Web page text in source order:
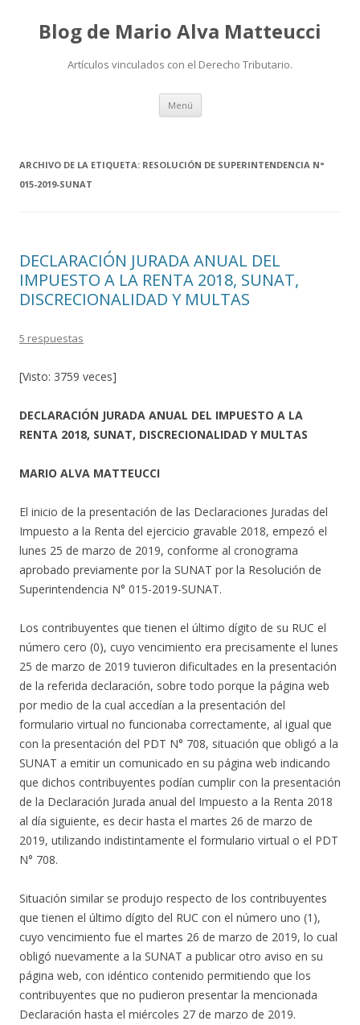
Blog de Mario Alva Matteucci
Artículos vinculados con el Derecho Tributario.
Menú Ir
contenido
ARCHIVO DE LA ETIQUETA: RESOLUCIÓN DE SUPERINTENDENCIA N°
015-2019-SUNAT
DECLARACIÓN JURADA ANUAL DEL
IMPUESTO A LA RENTA 2018, SUNAT,
DISCRECIONALIDAD Y MULTAS
5 respuestas
[Visto: 3759 veces]
DECLARACIÓN JURADA ANUAL DEL IMPUESTO A LA
RENTA 2018, SUNAT, DISCRECIONALIDAD Y MULTAS
MARIO ALVA MATTEUCCI
El inicio de la presentación de las Declaraciones Juradas del
Impuesto a la Renta del ejercicio gravable 2018, empezó el
lunes 25 de marzo de 2019, conforme al cronograma
aprobado previamente por la SUNAT por la Resolución de
Superintendencia N° 015-2019-SUNAT.
Los contribuyentes que tienen el último dígito de su RUC el
número cero (0), cuyo vencimiento era precisamente el lunes
25 de marzo de 2019 tuvieron dificultades en la presentación
de la referida declaración, sobre todo porque la página web
por medio de la cual accedían a la presentación del
formulario virtual no funcionaba correctamente, al igual que
con la presentación del PDT N° 708, situación que obligó a la
SUNAT a emitir un comunicado en su página web indicando
que dichos contribuyentes podían cumplir con la presentación
de la Declaración Jurada anual del Impuesto a la Renta 2018
al día siguiente, es decir hasta el martes 26 de marzo de
2019, utilizando indistintamente el formulario virtual o el PDT
N° 708.
Situación similar se produjo respecto de los contribuyentes
que tienen el último dígito del RUC con el número uno (1),
cuyo vencimiento fue el martes 26 de marzo de 2019, lo cual
obligó nuevamente a la SUNAT a publicar otro aviso en su
página web, con idéntico contenido permitiendo que los
contribuyentes que no pudieron presentar la mencionada
Declaración hasta el miércoles 27 de marzo de 2019.